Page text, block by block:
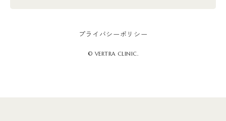
プライバシーポリシー
© VERTRA CLINIC.